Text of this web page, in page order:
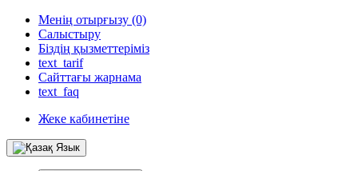
Менің отырғызу (0)
Салыстыру
Біздің қызметтеріміз
text_tarif
Сайттағы жарнама
text_faq
Жеке кабинетіне
Язык